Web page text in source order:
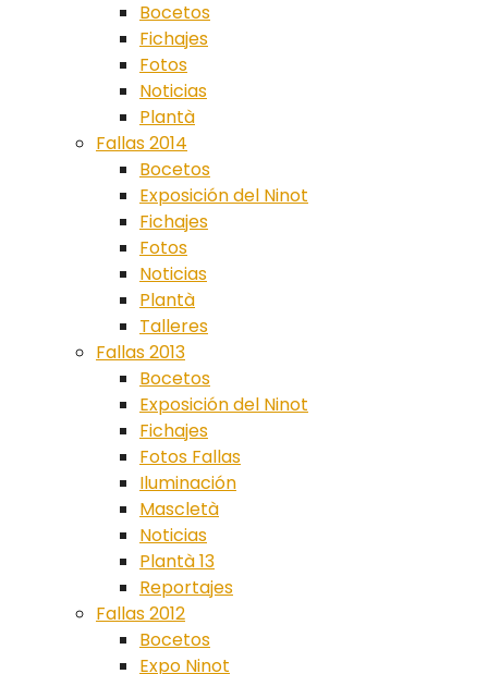
Bocetos
Fichajes
Fotos
Noticias
Plantà
Fallas 2014
Bocetos
Exposición del Ninot
Fichajes
Fotos
Noticias
Plantà
Talleres
Fallas 2013
Bocetos
Exposición del Ninot
Fichajes
Fotos Fallas
Iluminación
Mascletà
Noticias
Plantà 13
Reportajes
Fallas 2012
Bocetos
Expo Ninot